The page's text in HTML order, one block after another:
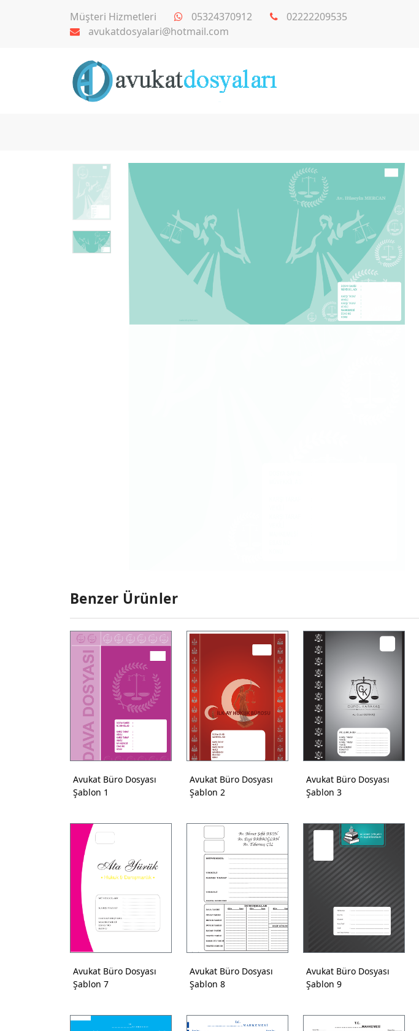
Müşteri Hizmetleri 05324370912
02222209535
avukatdosyalari@hotmail.com
Benzer Ürünler
Avukat Büro Dosyası
Şablon 1
Avukat Büro Dosyası
Şablon 2
Avukat Büro Dosyası
Şablon 3
Avukat Büro Dosyası
Şablon 7
Avukat Büro Dosyası
Şablon 8
Avukat Büro Dosyası
Şablon 9